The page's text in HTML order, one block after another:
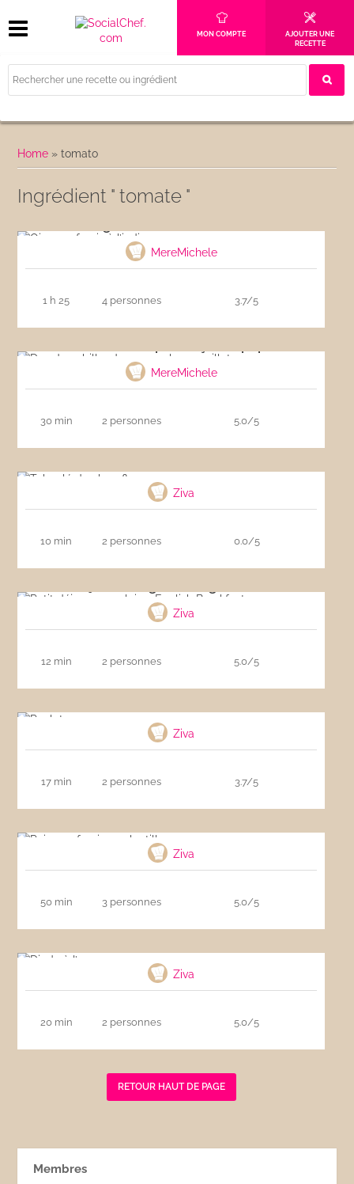
MON COMPTE
AJOUTER UNE
RECETTE
Home »tomato
Ingrédient " tomate "
MereMichele
1 h 25 4 personnes 3.7/5
MereMichele
30 min 2 personnes 5.0/5
Ziva
10 min 2 personnes 0.0/5
Ziva
12 min 2 personnes 5.0/5
Ziva
17 min 2 personnes 3.7/5
Ziva
50 min 3 personnes 5.0/5
Ziva
20 min 2 personnes 5.0/5
RETOUR HAUT DE PAGE
Membres